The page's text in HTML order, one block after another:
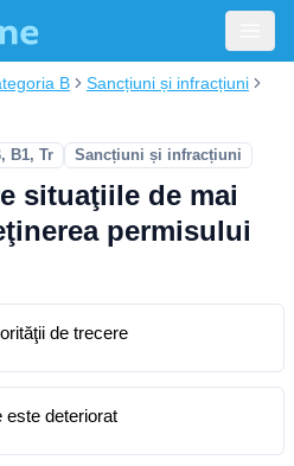
B
Sancțiuni și infracțiuni
B1, Tr Sancțiuni și infracțiuni
situaţiile de mai
permisului
de trecere
este deteriorat